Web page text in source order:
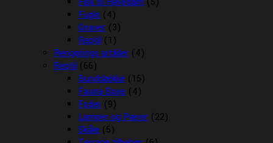
Fugle (4)
Gnaver (3)
Reptil (1)
Rengørings artikler (4)
Reptil (66)
Bunddække (15)
Fauna Boxe (4)
Foder (9)
Lamper og Pærer (22)
Skåle (5)